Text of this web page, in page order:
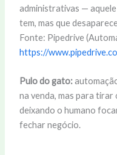
administrativas —
tem, mas que
Fonte: Pipedrive
https://
Pulo do gato:
na venda, mas para tirar
deixando o humano
fechar negócio.